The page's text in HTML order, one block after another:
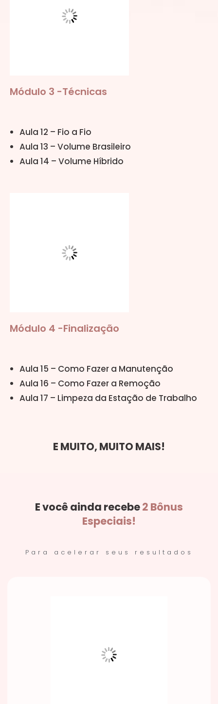
Módulo 3 -Técnicas
Aula 12 – Fio a Fio
Aula 13 – Volume Brasileiro
Aula 14 – Volume Híbrido
Módulo 4 -Finalização
Aula 15 – Como Fazer a Manutenção
Aula 16 – Como Fazer a Remoção
Aula 17 – Limpeza da Estação de Trabalho
E MUITO, MUITO MAIS!
E você ainda recebe2 Bônus
Especiais!
Para acelerar seus resultados